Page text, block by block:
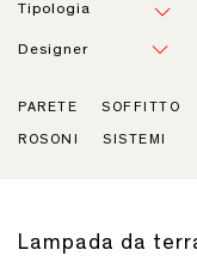
Tipologia
Designer
PARETE SOFFITTO
ROSONI SISTEMI
Lampada da